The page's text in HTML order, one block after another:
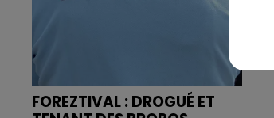
FOREZTIVAL : DROGUÉ ET